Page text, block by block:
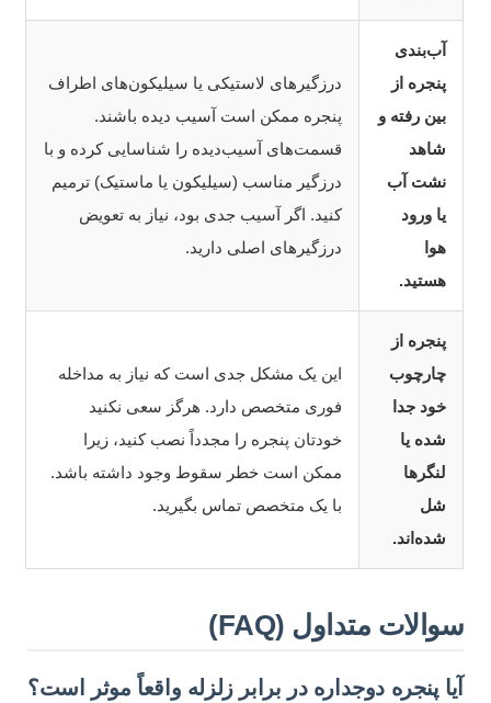
آب‌بندی
پنجره از
بین رفته و
شاهد
نشت آب
یا ورود
هوا
هستید.
درزگیرهای لاستیکی یا سیلیکون‌های اطراف
پنجره ممکن است آسیب دیده باشند.
قسمت‌های آسیب‌دیده را شناسایی کرده و با
درزگیر مناسب (سیلیکون یا ماستیک) ترمیم
کنید. اگر آسیب جدی بود، نیاز به تعویض
درزگیرهای اصلی دارید.
پنجره از
چارچوب
خود جدا
شده یا
لنگرها
شل
شده‌اند.
این یک مشکل جدی است که نیاز به مداخله
فوری متخصص دارد. هرگز سعی نکنید
خودتان پنجره را مجدداً نصب کنید، زیرا
ممکن است خطر سقوط وجود داشته باشد.
با یک متخصص تماس بگیرید.
سوالات متداول (FAQ)
آیا پنجره دوجداره در برابر زلزله واقعاً موثر است؟